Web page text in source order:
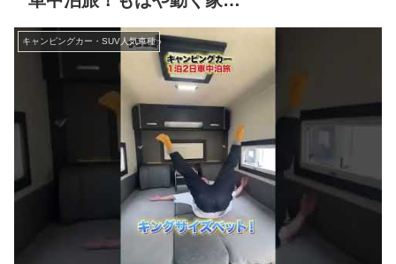
キャンピングカー・SUV人気車種